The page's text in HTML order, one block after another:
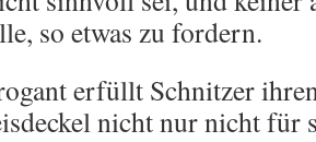
so etwas zu fordern.
erfüllt Schnitzer
nicht nur nicht für